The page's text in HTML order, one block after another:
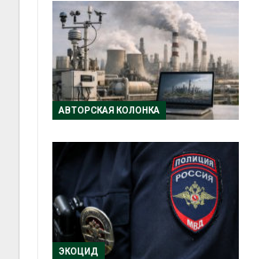
АВТОРСКАЯ КОЛОНКА
ЭКОЦИД